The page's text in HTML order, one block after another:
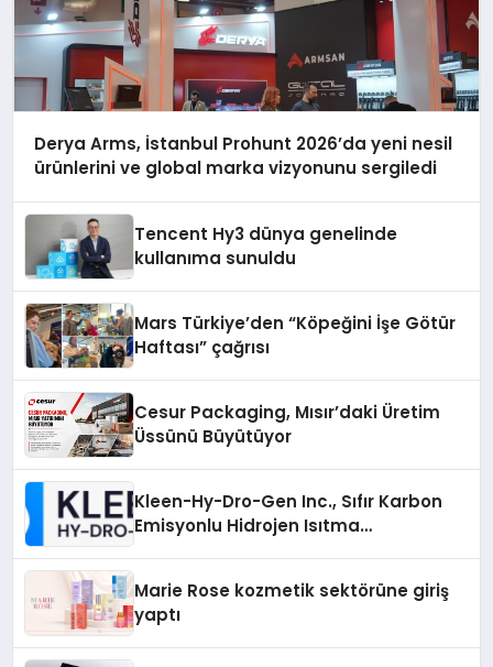
Derya Arms, İstanbul Prohunt 2026’da yeni nesil
ürünlerini ve global marka vizyonunu sergiledi
Tencent Hy3 dünya genelinde
kullanıma sunuldu
Mars Türkiye’den “Köpeğini İşe Götür
Haftası” çağrısı
Cesur Packaging, Mısır’daki Üretim
Üssünü Büyütüyor
Kleen-Hy-Dro-Gen Inc., Sıfır Karbon
Emisyonlu Hidrojen Isıtma
Marie Rose kozmetik sektörüne giriş
yaptı